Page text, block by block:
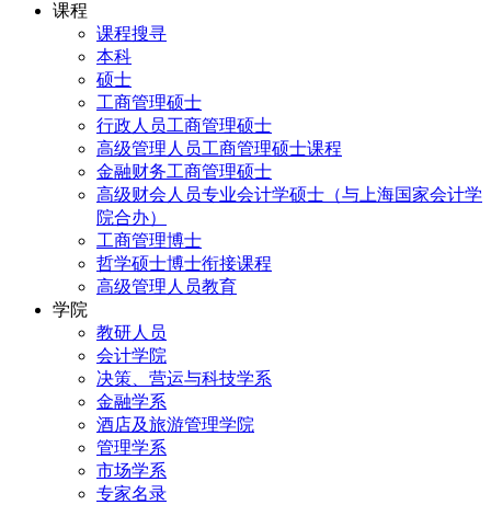
课程
课程搜寻
本科
硕士
工商管理硕士
行政人员工商管理硕士
高级管理人员工商管理硕士课程
金融财务工商管理硕士
高级财会人员专业会计学硕士（与上海国家会计学
院合办）
工商管理博士
哲学硕士博士衔接课程
高级管理人员教育
学院
教研人员
会计学院
决策、营运与科技学系
金融学系
酒店及旅游管理学院
管理学系
市场学系
专家名录